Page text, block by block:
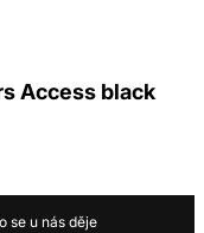
Access black
se u nás děje